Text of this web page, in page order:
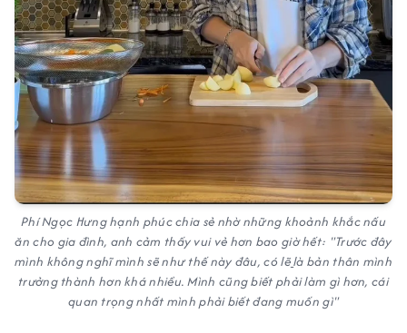
Phí Ngọc Hưng hạnh phúc chia sẻ nhờ những khoảnh khắc nấu
ăn cho gia đình, anh cảm thấy vui vẻ hơn bao giờ hết: "Trước đây
mình không nghĩ mình sẽ như thế này đâu, có lẽlà bản thân mình
trưởng thành hơn khá nhiều. Mình cũng biết phải làm gì hơn, cái
quan trọng nhất mình phải biết đang muốn gì"